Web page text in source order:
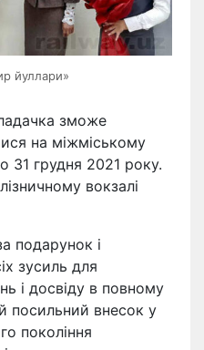
йуллари»
зможе
на міжміському
31 грудня 2021 року.
вокзалі
подарунок і
зусиль для
і досвіду в повному
посильний внесок у
покоління